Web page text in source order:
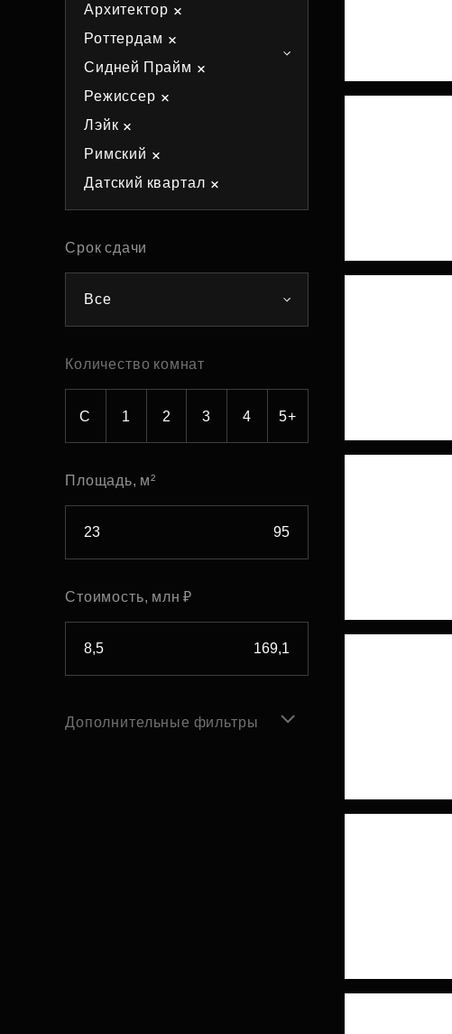
Архитектор
Роттердам
Сидней Прайм
Режиссер
Лэйк
Римский
Датский квартал
Срок сдачи
Все
Количество комнат
С 1 2 3 4 5+
Площадь, м²
Стоимость, млн ₽
Дополнительные фильтры